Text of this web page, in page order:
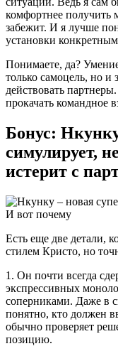
комфортнее получить
забежит. И я лучше
установки
Понимаете, да?
только самоцель, но и
действовать
прокачать командное
Бонус:
симулирует,
истерит с
Есть еще две детали,
стилем Кристо, но
1. Он почти всегда
экспрессивных
соперниками. Даже в
понятно, кто должен
обычно проверяет
позицию.